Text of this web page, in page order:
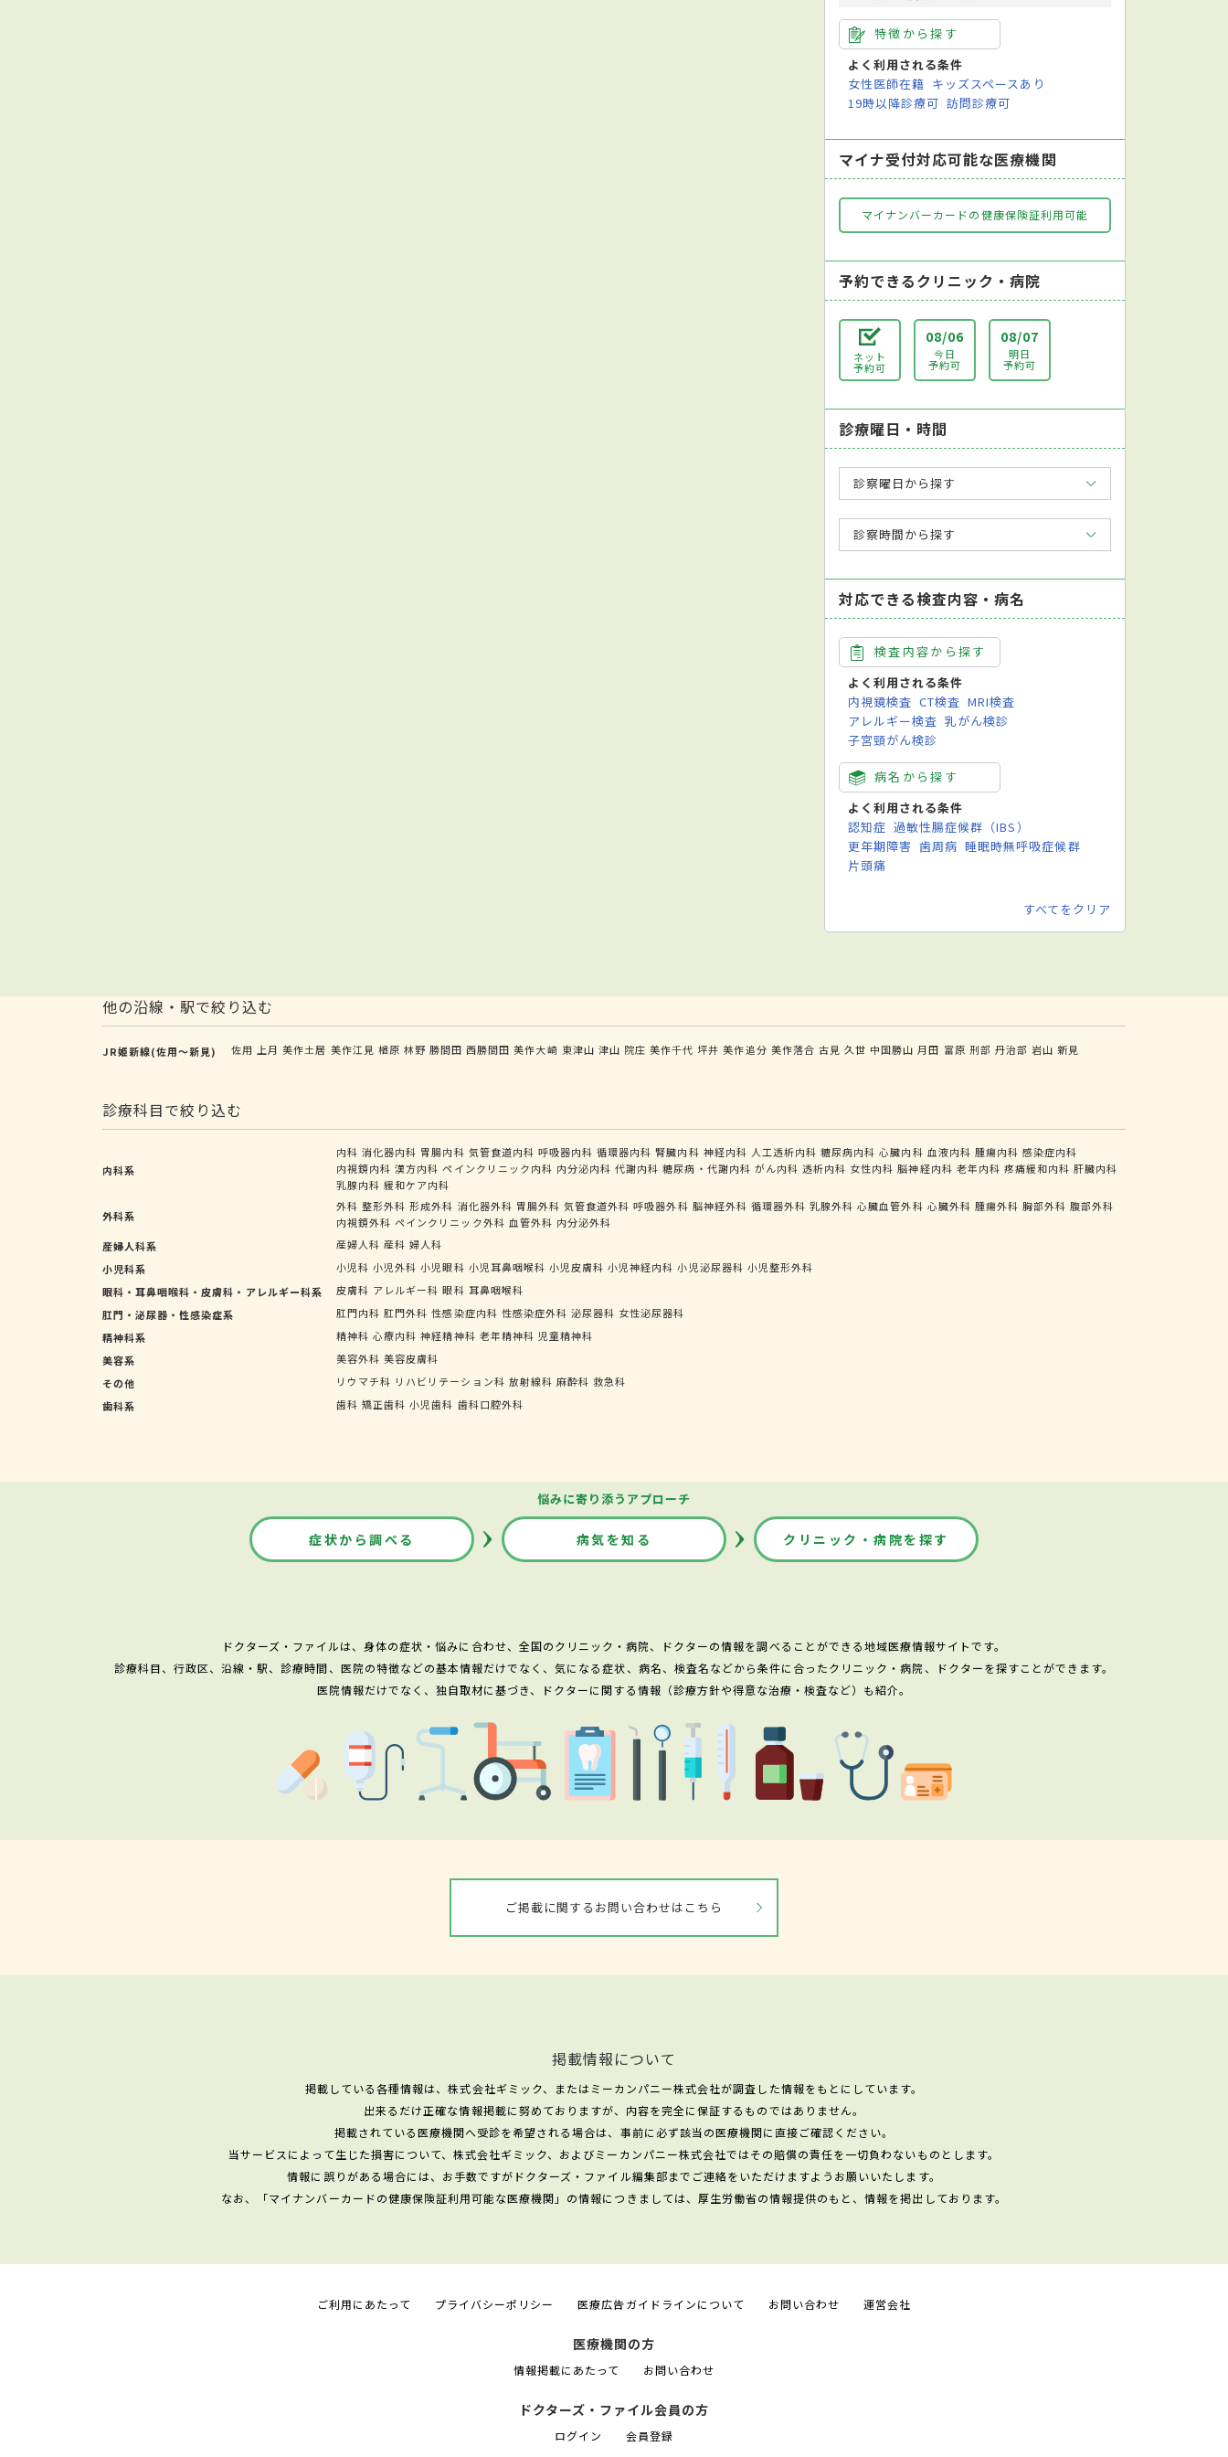
特徴から探す
よく利用される条件
女性医師在籍 キッズスペースあり
19時以降診療可 訪問診療可
マイナ受付対応可能な医療機関
マイナンバーカードの健康保険証利用可能
予約できるクリニック・病院
ネット
予約可
08/06
今日
予約可
08/07
明日
予約可
診療曜日・時間
診察曜日から探す
診察時間から探す
対応できる検査内容・病名
検査内容から探す
よく利用される条件
内視鏡検査 CT検査 MRI検査
アレルギー検査 乳がん検診
子宮頸がん検診
病名から探す
よく利用される条件
認知症 過敏性腸症候群（IBS）
更年期障害 歯周病 睡眠時無呼吸症候群
片頭痛
すべてをクリア
他の沿線・駅で絞り込む
JR姫新線(佐用～新見) 佐用 上月 美作土居 美作江見 楢原 林野 勝間田 西勝間田 美作大崎 東津山 津山 院庄 美作千代 坪井 美作追分 美作落合 古見 久世 中国勝山 月田 富原 刑部 丹治部 岩山 新見
診療科目で絞り込む
内科系
内科 消化器内科 胃腸内科 気管食道内科 呼吸器内科 循環器内科 腎臓内科 神経内科 人工透析内科 糖尿病内科 心臓内科 血液内科 腫瘍内科 感染症内科
内視鏡内科 漢方内科 ペインクリニック内科 内分泌内科 代謝内科 糖尿病・代謝内科 がん内科 透析内科 女性内科 脳神経内科 老年内科 疼痛緩和内科 肝臓内科
乳腺内科 緩和ケア内科
外科系
外科 整形外科 形成外科 消化器外科 胃腸外科 気管食道外科 呼吸器外科 脳神経外科 循環器外科 乳腺外科 心臓血管外科 心臓外科 腫瘍外科 胸部外科 腹部外科
内視鏡外科 ペインクリニック外科 血管外科 内分泌外科
産婦人科系
産婦人科 産科 婦人科
小児科系
小児科 小児外科 小児眼科 小児耳鼻咽喉科 小児皮膚科 小児神経内科 小児泌尿器科 小児整形外科
眼科・耳鼻咽喉科・皮膚科・アレルギー科系
皮膚科 アレルギー科 眼科 耳鼻咽喉科
肛門・泌尿器・性感染症系
肛門内科 肛門外科 性感染症内科 性感染症外科 泌尿器科 女性泌尿器科
精神科系
精神科 心療内科 神経精神科 老年精神科 児童精神科
美容系
美容外科 美容皮膚科
その他
リウマチ科 リハビリテーション科 放射線科 麻酔科 救急科
歯科系
歯科 矯正歯科 小児歯科 歯科口腔外科
悩みに寄り添うアプローチ
症状から調べる 病気を知る クリニック・病院を探す
ドクターズ・ファイルは、身体の症状・悩みに合わせ、全国のクリニック・病院、ドクターの情報を調べることができる地域医療情報サイトです。
診療科目、行政区、沿線・駅、診療時間、医院の特徴などの基本情報だけでなく、気になる症状、病名、検査名などから条件に合ったクリニック・病院、ドクターを探すことができます。
医院情報だけでなく、独自取材に基づき、ドクターに関する情報（診療方針や得意な治療・検査など）も紹介。
ご掲載に関するお問い合わせはこちら
掲載情報について
掲載している各種情報は、株式会社ギミック、またはミーカンパニー株式会社が調査した情報をもとにしています。
出来るだけ正確な情報掲載に努めておりますが、内容を完全に保証するものではありません。
掲載されている医療機関へ受診を希望される場合は、事前に必ず該当の医療機関に直接ご確認ください。
当サービスによって生じた損害について、株式会社ギミック、およびミーカンパニー株式会社ではその賠償の責任を一切負わないものとします。
情報に誤りがある場合には、お手数ですがドクターズ・ファイル編集部までご連絡をいただけますようお願いいたします。
なお、「マイナンバーカードの健康保険証利用可能な医療機関」の情報につきましては、厚生労働省の情報提供のもと、情報を掲出しております。
ご利用にあたって プライバシーポリシー 医療広告ガイドラインについて お問い合わせ 運営会社
医療機関の方
情報掲載にあたって お問い合わせ
ドクターズ・ファイル会員の方
ログイン 会員登録